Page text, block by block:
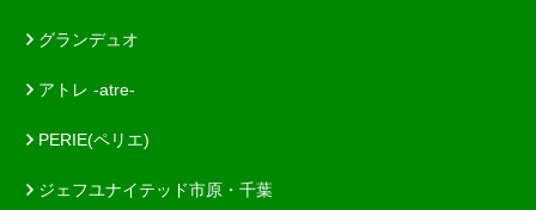
グランデュオ
アトレ -atre-
PERIE(ペリエ)
ジェフユナイテッド市原・千葉